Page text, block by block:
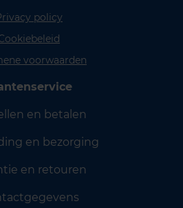
policy
voorwaarden
en betalen
en bezorging
en retouren